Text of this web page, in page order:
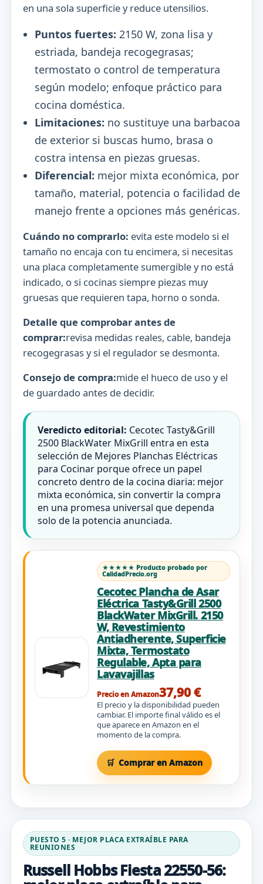
en una sola superficie y reduce utensilios.
Puntos fuertes: 2150 W, zona lisa y
estriada, bandeja recogegrasas;
termostato o control de temperatura
según modelo; enfoque práctico para
cocina doméstica.
Limitaciones: no sustituye una barbacoa
de exterior si buscas humo, brasa o
costra intensa en piezas gruesas.
Diferencial: mejor mixta económica, por
tamaño, material, potencia o facilidad de
manejo frente a opciones más genéricas.
Cuándo no comprarlo: evita este modelo si el
tamaño no encaja con tu encimera, si necesitas
una placa completamente sumergible y no está
indicado, o si cocinas siempre piezas muy
gruesas que requieren tapa, horno o sonda.
Detalle que comprobar antes de
comprar:revisa medidas reales, cable, bandeja
recogegrasas y si el regulador se desmonta.
Consejo de compra:mide el hueco de uso y el
de guardado antes de decidir.
Veredicto editorial: Cecotec Tasty&Grill
2500 BlackWater MixGrill entra en esta
selección de Mejores Planchas Eléctricas
para Cocinar porque ofrece un papel
concreto dentro de la cocina diaria: mejor
mixta económica, sin convertir la compra
en una promesa universal que dependa
solo de la potencia anunciada.
★★★★★ Producto probado por
CalidadPrecio.org
Cecotec Plancha de Asar
Eléctrica Tasty&Grill 2500
BlackWater MixGrill. 2150
W, Revestimiento
Antiadherente, Superficie
Mixta, Termostato
Regulable, Apta para
Lavavajillas
Precio en Amazon37,90 €
El precio y la disponibilidad pueden
cambiar. El importe final válido es el
que aparece en Amazon en el
momento de la compra.
Comprar en Amazon
PUESTO 5 · MEJOR PLACA EXTRAÍBLE PARA
REUNIONES
Russell Hobbs Fiesta 22550-56: